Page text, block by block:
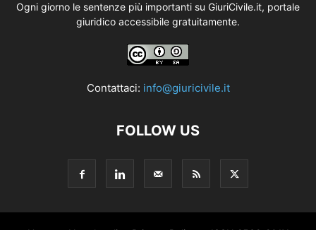
Ogni giorno le sentenze più importanti su GiuriCivile.it, portale
giuridico accessibile gratuitamente.
Contattaci: info@giuricivile.it
FOLLOW US